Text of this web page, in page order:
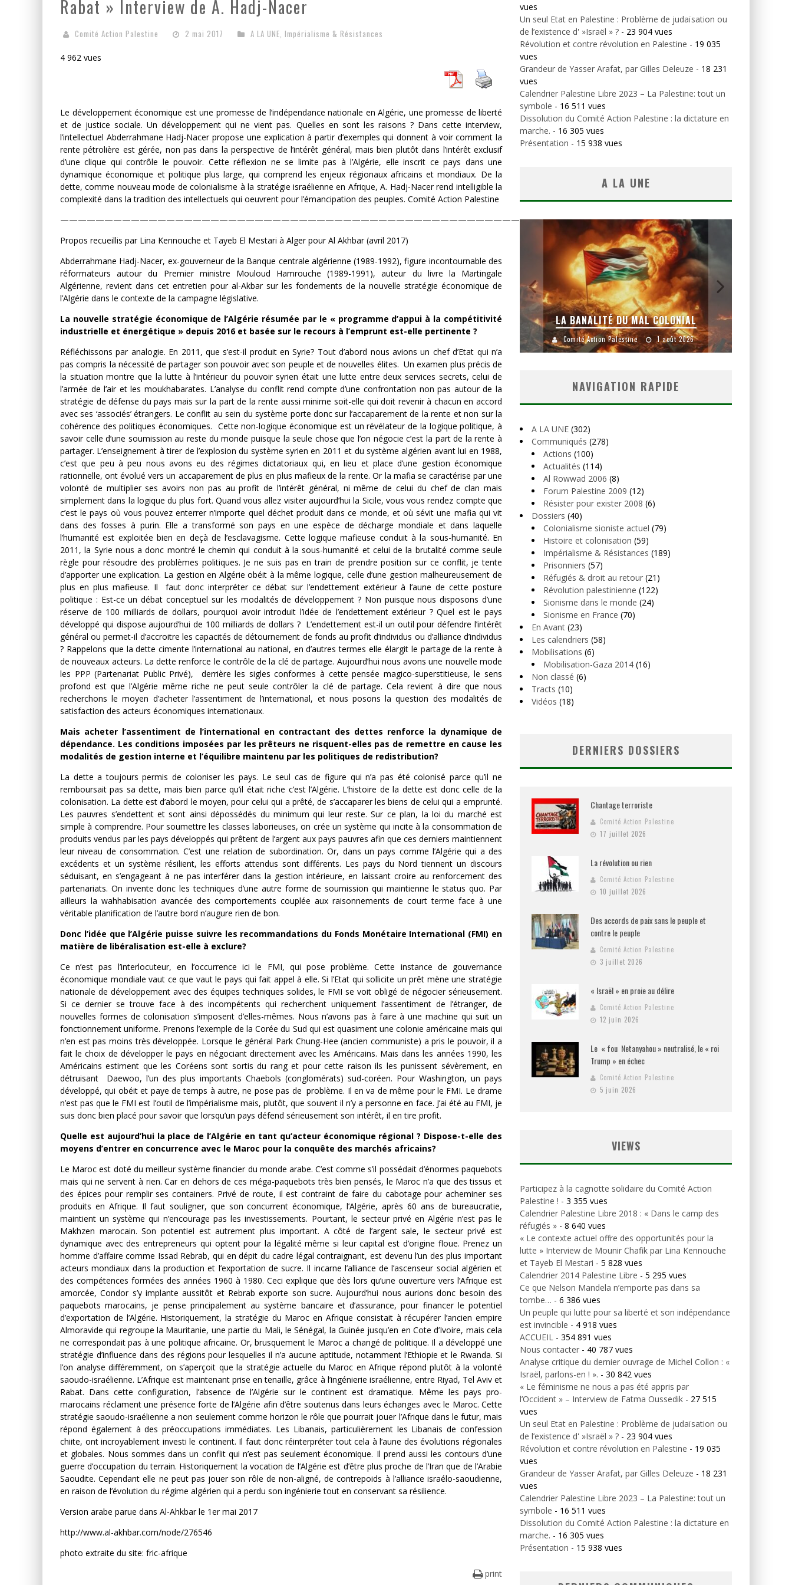
Rabat » Interview de A. Hadj-Nacer
Comité Action Palestine 2 mai 2017 A LA UNE, Impérialisme & Résistances
4 962 vues
Le développement économique est une promesse de l’indépendance nationale en Algérie, une promesse de liberté
et de justice sociale. Un développement qui ne vient pas. Quelles en sont les raisons ? Dans cette interview,
l’intellectuel Abderrahmane Hadj-Nacer propose une explication à partir d’exemples qui donnent à voir comment la
rente pétrolière est gérée, non pas dans la perspective de l’intérêt général, mais bien plutôt dans l’intérêt exclusif
d’une clique qui contrôle le pouvoir. Cette réflexion ne se limite pas à l’Algérie, elle inscrit ce pays dans une
dynamique économique et politique plus large, qui comprend les enjeux régionaux africains et mondiaux. De la
dette, comme nouveau mode de colonialisme à la stratégie israélienne en Afrique, A. Hadj-Nacer rend intelligible la
complexité dans la tradition des intellectuels qui oeuvrent pour l’émancipation des peuples. Comité Action Palestine
——————————————————————————————————————————————————————————–
Propos recueillis par Lina Kennouche et Tayeb El Mestari à Alger pour Al Akhbar (avril 2017)
Abderrahmane Hadj-Nacer, ex-gouverneur de la Banque centrale algérienne (1989-1992), figure incontournable des
réformateurs autour du Premier ministre Mouloud Hamrouche (1989-1991), auteur du livre la Martingale
Algérienne, revient dans cet entretien pour al-Akbar sur les fondements de la nouvelle stratégie économique de
l’Algérie dans le contexte de la campagne législative.
La nouvelle stratégie économique de l’Algérie résumée par le « programme d’appui à la compétitivité
industrielle et énergétique » depuis 2016 et basée sur le recours à l’emprunt est-elle pertinente ?
Réfléchissons par analogie. En 2011, que s’est-il produit en Syrie? Tout d’abord nous avions un chef d’Etat qui n’a
pas compris la nécessité de partager son pouvoir avec son peuple et de nouvelles élites. Un examen plus précis de
la situation montre que la lutte à l’intérieur du pouvoir syrien était une lutte entre deux services secrets, celui de
l’armée de l’air et les moukhabarates. L’analyse du conflit rend compte d’une confrontation non pas autour de la
stratégie de défense du pays mais sur la part de la rente aussi minime soit-elle qui doit revenir à chacun en accord
avec ses ‘associés’ étrangers. Le conflit au sein du système porte donc sur l’accaparement de la rente et non sur la
cohérence des politiques économiques. Cette non-logique économique est un révélateur de la logique politique, à
savoir celle d’une soumission au reste du monde puisque la seule chose que l’on négocie c’est la part de la rente à
partager. L’enseignement à tirer de l’explosion du système syrien en 2011 et du système algérien avant lui en 1988,
c’est que peu à peu nous avons eu des régimes dictatoriaux qui, en lieu et place d’une gestion économique
rationnelle, ont évolué vers un accaparement de plus en plus mafieux de la rente. Or la mafia se caractérise par une
volonté de multiplier ses avoirs non pas au profit de l’intérêt général, ni même de celui du chef de clan mais
simplement dans la logique du plus fort. Quand vous allez visiter aujourd’hui la Sicile, vous vous rendez compte que
c’est le pays où vous pouvez enterrer n’importe quel déchet produit dans ce monde, et où sévit une mafia qui vit
dans des fosses à purin. Elle a transformé son pays en une espèce de décharge mondiale et dans laquelle
l’humanité est exploitée bien en deçà de l’esclavagisme. Cette logique mafieuse conduit à la sous-humanité. En
2011, la Syrie nous a donc montré le chemin qui conduit à la sous-humanité et celui de la brutalité comme seule
règle pour résoudre des problèmes politiques. Je ne suis pas en train de prendre position sur ce conflit, je tente
d’apporter une explication. La gestion en Algérie obéit à la même logique, celle d’une gestion malheureusement de
plus en plus mafieuse. Il faut donc interpréter ce débat sur l’endettement extérieur à l’aune de cette posture
politique : Est-ce un débat conceptuel sur les modalités de développement ? Non puisque nous disposons d’une
réserve de 100 milliards de dollars, pourquoi avoir introduit l’idée de l’endettement extérieur ? Quel est le pays
développé qui dispose aujourd’hui de 100 milliards de dollars ? L’endettement est-il un outil pour défendre l’intérêt
général ou permet-il d’accroitre les capacités de détournement de fonds au profit d’individus ou d’alliance d’individus
? Rappelons que la dette cimente l’international au national, en d’autres termes elle élargit le partage de la rente à
de nouveaux acteurs. La dette renforce le contrôle de la clé de partage. Aujourd’hui nous avons une nouvelle mode
les PPP (Partenariat Public Privé), derrière les sigles conformes à cette pensée magico-superstitieuse, le sens
profond est que l’Algérie même riche ne peut seule contrôler la clé de partage. Cela revient à dire que nous
recherchons le moyen d’acheter l’assentiment de l’international, et nous posons la question des modalités de
satisfaction des acteurs économiques internationaux.
Mais acheter l’assentiment de l’international en contractant des dettes renforce la dynamique de
dépendance. Les conditions imposées par les prêteurs ne risquent-elles pas de remettre en cause les
modalités de gestion interne et l’équilibre maintenu par les politiques de redistribution?
La dette a toujours permis de coloniser les pays. Le seul cas de figure qui n’a pas été colonisé parce qu’il ne
remboursait pas sa dette, mais bien parce qu’il était riche c’est l’Algérie. L’histoire de la dette est donc celle de la
colonisation. La dette est d’abord le moyen, pour celui qui a prêté, de s’accaparer les biens de celui qui a emprunté.
Les pauvres s’endettent et sont ainsi dépossédés du minimum qui leur reste. Sur ce plan, la loi du marché est
simple à comprendre. Pour soumettre les classes laborieuses, on crée un système qui incite à la consommation de
produits vendus par les pays développés qui prêtent de l’argent aux pays pauvres afin que ces derniers maintiennent
leur niveau de consommation. C’est une relation de subordination. Or, dans un pays comme l’Algérie qui a des
excédents et un système résilient, les efforts attendus sont différents. Les pays du Nord tiennent un discours
séduisant, en s’engageant à ne pas interférer dans la gestion intérieure, en laissant croire au renforcement des
partenariats. On invente donc les techniques d’une autre forme de soumission qui maintienne le status quo. Par
ailleurs la wahhabisation avancée des comportements couplée aux raisonnements de court terme face à une
véritable planification de l’autre bord n’augure rien de bon.
Donc l’idée que l’Algérie puisse suivre les recommandations du Fonds Monétaire International (FMI) en
matière de libéralisation est-elle à exclure?
Ce n’est pas l’interlocuteur, en l’occurrence ici le FMI, qui pose problème. Cette instance de gouvernance
économique mondiale vaut ce que vaut le pays qui fait appel à elle. Si l’Etat qui sollicite un prêt mène une stratégie
nationale de développement avec des équipes techniques solides, le FMI se voit obligé de négocier sérieusement.
Si ce dernier se trouve face à des incompétents qui recherchent uniquement l’assentiment de l’étranger, de
nouvelles formes de colonisation s’imposent d’elles-mêmes. Nous n’avons pas à faire à une machine qui suit un
fonctionnement uniforme. Prenons l’exemple de la Corée du Sud qui est quasiment une colonie américaine mais qui
n’en est pas moins très développée. Lorsque le général Park Chung-Hee (ancien communiste) a pris le pouvoir, il a
fait le choix de développer le pays en négociant directement avec les Américains. Mais dans les années 1990, les
Américains estiment que les Coréens sont sortis du rang et pour cette raison ils les punissent sévèrement, en
détruisant Daewoo, l’un des plus importants Chaebols (conglomérats) sud-coréen. Pour Washington, un pays
développé, qui obéit et paye de temps à autre, ne pose pas de problème. Il en va de même pour le FMI. Le drame
n’est pas que le FMI est l’outil de l’impérialisme mais, plutôt, que souvent il n’y a personne en face. J’ai été au FMI, je
suis donc bien placé pour savoir que lorsqu’un pays défend sérieusement son intérêt, il en tire profit.
Quelle est aujourd’hui la place de l’Algérie en tant qu’acteur économique régional ? Dispose-t-elle des
moyens d’entrer en concurrence avec le Maroc pour la conquête des marchés africains?
Le Maroc est doté du meilleur système financier du monde arabe. C’est comme s’il possédait d’énormes paquebots
mais qui ne servent à rien. Car en dehors de ces méga-paquebots très bien pensés, le Maroc n’a que des tissus et
des épices pour remplir ses containers. Privé de route, il est contraint de faire du cabotage pour acheminer ses
produits en Afrique. Il faut souligner, que son concurrent économique, l’Algérie, après 60 ans de bureaucratie,
maintient un système qui n’encourage pas les investissements. Pourtant, le secteur privé en Algérie n’est pas le
Makhzen marocain. Son potentiel est autrement plus important. A côté de l’argent sale, le secteur privé est
dynamique avec des entrepreneurs qui optent pour la légalité même si leur capital est d’origine floue. Prenez un
homme d’affaire comme Issad Rebrab, qui en dépit du cadre légal contraignant, est devenu l’un des plus important
acteurs mondiaux dans la production et l’exportation de sucre. Il incarne l’alliance de l’ascenseur social algérien et
des compétences formées des années 1960 à 1980. Ceci explique que dès lors qu’une ouverture vers l’Afrique est
amorcée, Condor s’y implante aussitôt et Rebrab exporte son sucre. Aujourd’hui nous aurions donc besoin des
paquebots marocains, je pense principalement au système bancaire et d’assurance, pour financer le potentiel
d’exportation de l’Algérie. Historiquement, la stratégie du Maroc en Afrique consistait à récupérer l’ancien empire
Almoravide qui regroupe la Mauritanie, une partie du Mali, le Sénégal, la Guinée jusqu’en en Cote d’Ivoire, mais cela
ne correspondait pas à une politique africaine. Or, brusquement le Maroc a changé de politique. Il a développé une
stratégie d’influence dans des régions pour lesquelles il n’a aucune aptitude, notamment l’Ethiopie et le Rwanda. Si
l’on analyse différemment, on s’aperçoit que la stratégie actuelle du Maroc en Afrique répond plutôt à la volonté
saoudo-israélienne. L’Afrique est maintenant prise en tenaille, grâce à l’ingénierie israélienne, entre Riyad, Tel Aviv et
Rabat. Dans cette configuration, l’absence de l’Algérie sur le continent est dramatique. Même les pays pro-
marocains réclament une présence forte de l’Algérie afin d’être soutenus dans leurs échanges avec le Maroc. Cette
stratégie saoudo-israélienne a non seulement comme horizon le rôle que pourrait jouer l’Afrique dans le futur, mais
répond également à des préoccupations immédiates. Les Libanais, particulièrement les Libanais de confession
chiite, ont incroyablement investi le continent. Il faut donc réinterpréter tout cela à l’aune des évolutions régionales
et globales. Nous sommes dans un conflit qui n’est pas seulement économique. Il prend aussi les contours d’une
guerre d’occupation du terrain. Historiquement la vocation de l’Algérie est d’être plus proche de l’Iran que de l’Arabie
Saoudite. Cependant elle ne peut pas jouer son rôle de non-aligné, de contrepoids à l’alliance israélo-saoudienne,
en raison de l’évolution du régime algérien qui a perdu son ingénierie tout en conservant sa résilience.
Version arabe parue dans Al-Ahkbar le 1er mai 2017
http://www.al-akhbar.com/node/276546
photo extraite du site: fric-afrique
print
vues
Un seul Etat en Palestine : Problème de judaïsation ou
de l’existence d' »Israël » ? - 23 904 vues
Révolution et contre révolution en Palestine - 19 035
vues
Grandeur de Yasser Arafat, par Gilles Deleuze - 18 231
vues
Calendrier Palestine Libre 2023 – La Palestine: tout un
symbole - 16 511 vues
Dissolution du Comité Action Palestine : la dictature en
marche. - 16 305 vues
Présentation - 15 938 vues
A LA UNE
PEUPLE ET CONTRE LE PEUPLE
Comité Action Palestine
LA BANALITÉ DU MAL COLONIAL
Comité Action Palestine 1 août 2026
NAVIGATION RAPIDE
A LA UNE (302)
Communiqués (278)
Actions (100)
Actualités (114)
Al Rowwad 2006 (8)
Forum Palestine 2009 (12)
Résister pour exister 2008 (6)
Dossiers (40)
Colonialisme sioniste actuel (79)
Histoire et colonisation (59)
Impérialisme & Résistances (189)
Prisonniers (57)
Réfugiés & droit au retour (21)
Révolution palestinienne (122)
Sionisme dans le monde (24)
Sionisme en France (70)
En Avant (23)
Les calendriers (58)
Mobilisations (6)
Mobilisation-Gaza 2014 (16)
Non classé (6)
Tracts (10)
Vidéos (18)
DERNIERS DOSSIERS
Chantage terroriste
Comité Action Palestine
17 juillet 2026
La révolution ou rien
Comité Action Palestine
10 juillet 2026
Des accords de paix sans le peuple et
contre le peuple
Comité Action Palestine
3 juillet 2026
« Israël » en proie au délire
Comité Action Palestine
12 juin 2026
Le « fou Netanyahou » neutralisé, le « roi
Trump » en échec
Comité Action Palestine
5 juin 2026
VIEWS
Participez à la cagnotte solidaire du Comité Action
Palestine ! - 3 355 vues
Calendrier Palestine Libre 2018 : « Dans le camp des
réfugiés » - 8 640 vues
« Le contexte actuel offre des opportunités pour la
lutte » Interview de Mounir Chafik par Lina Kennouche
et Tayeb El Mestari - 5 828 vues
Calendrier 2014 Palestine Libre - 5 295 vues
Ce que Nelson Mandela n’emporte pas dans sa
tombe… - 6 386 vues
Un peuple qui lutte pour sa liberté et son indépendance
est invincible - 4 918 vues
ACCUEIL - 354 891 vues
Nous contacter - 40 787 vues
Analyse critique du dernier ouvrage de Michel Collon : «
Israël, parlons-en ! ». - 30 842 vues
« Le féminisme ne nous a pas été appris par
l’Occident » – Interview de Fatma Oussedik - 27 515
vues
Un seul Etat en Palestine : Problème de judaïsation ou
de l’existence d' »Israël » ? - 23 904 vues
Révolution et contre révolution en Palestine - 19 035
vues
Grandeur de Yasser Arafat, par Gilles Deleuze - 18 231
vues
Calendrier Palestine Libre 2023 – La Palestine: tout un
symbole - 16 511 vues
Dissolution du Comité Action Palestine : la dictature en
marche. - 16 305 vues
Présentation - 15 938 vues